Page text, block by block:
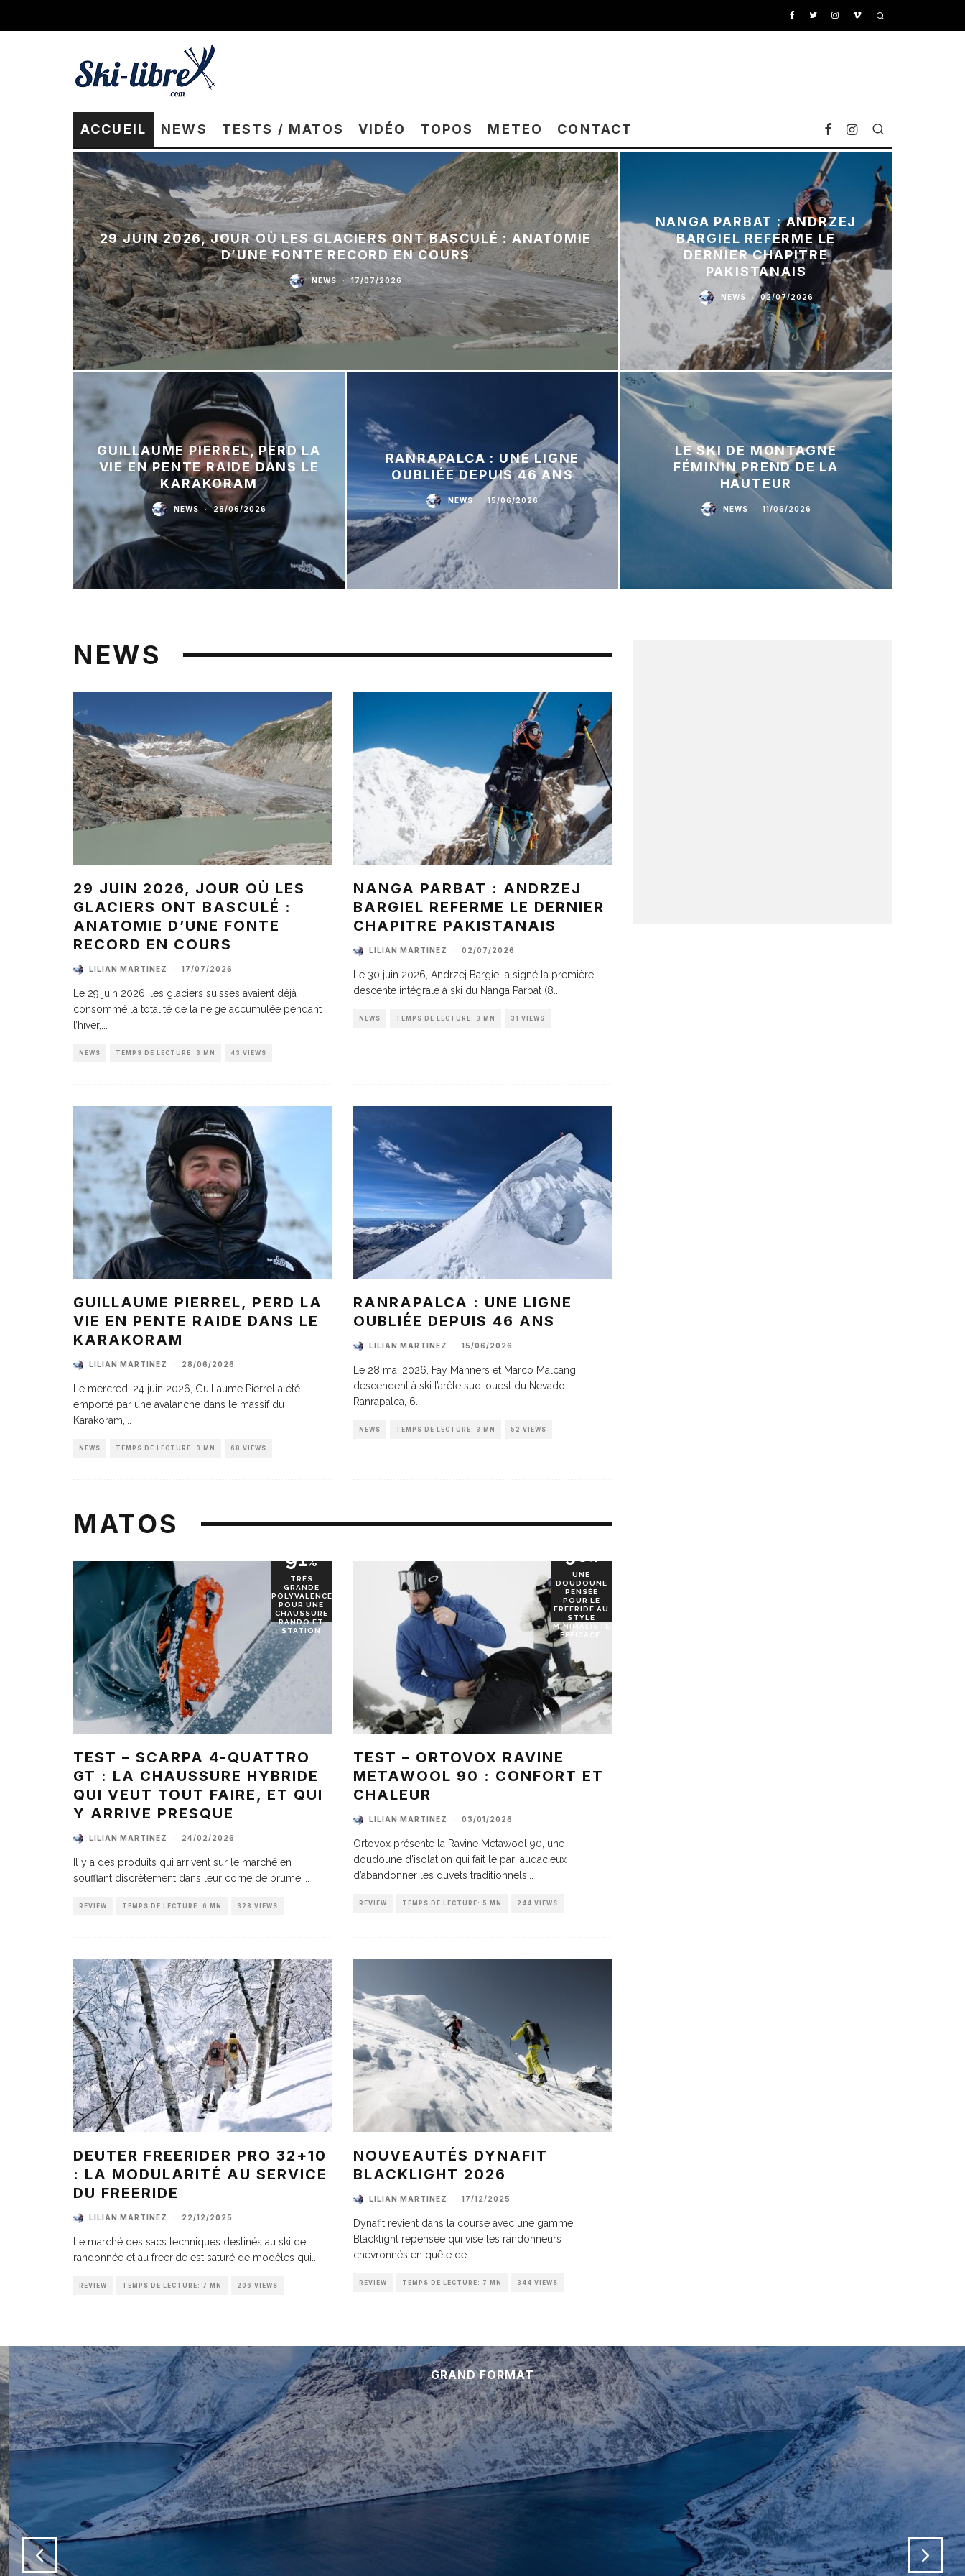
ACCUEIL NEWS TESTS / MATOS VIDÉO TOPOS METEO CONTACT
29 JUIN 2026, JOUR OÙ LES GLACIERS ONT BASCULÉ : ANATOMIE
D’UNE FONTE RECORD EN COURS
NEWS · 17/07/2026
NANGA PARBAT : ANDRZEJ
BARGIEL REFERME LE
DERNIER CHAPITRE
PAKISTANAIS
NEWS · 02/07/2026
GUILLAUME PIERREL, PERD LA
VIE EN PENTE RAIDE DANS LE
KARAKORAM
NEWS · 28/06/2026
RANRAPALCA : UNE LIGNE
OUBLIÉE DEPUIS 46 ANS
NEWS · 15/06/2026
LE SKI DE MONTAGNE
FÉMININ PREND DE LA
HAUTEUR
NEWS · 11/06/2026
NEWS
29 JUIN 2026, JOUR OÙ LES
GLACIERS ONT BASCULÉ :
ANATOMIE D’UNE FONTE
RECORD EN COURS
LILIAN MARTINEZ · 17/07/2026
Le 29 juin 2026, les glaciers suisses avaient déjà
consommé la totalité de la neige accumulée pendant
l’hiver,
NEWS TEMPS DE LECTURE: 3 MN 43 VIEWS
NANGA PARBAT : ANDRZEJ
BARGIEL REFERME LE DERNIER
CHAPITRE PAKISTANAIS
LILIAN MARTINEZ · 02/07/2026
Le 30 juin 2026, Andrzej Bargiel a signé la première
descente intégrale à ski du Nanga Parbat (8
NEWS TEMPS DE LECTURE: 3 MN 31 VIEWS
GUILLAUME PIERREL, PERD LA
VIE EN PENTE RAIDE DANS LE
KARAKORAM
LILIAN MARTINEZ · 28/06/2026
Le mercredi 24 juin 2026, Guillaume Pierrel a été
emporté par une avalanche dans le massif du
Karakoram,
NEWS TEMPS DE LECTURE: 3 MN 68 VIEWS
RANRAPALCA : UNE LIGNE
OUBLIÉE DEPUIS 46 ANS
LILIAN MARTINEZ · 15/06/2026
Le 28 mai 2026, Fay Manners et Marco Malcangi
descendent à ski l’arête sud-ouest du Nevado
Ranrapalca, 6
NEWS TEMPS DE LECTURE: 3 MN 52 VIEWS
MATOS
91%
TRÈS
GRANDE
POLYVALENCE
POUR UNE
CHAUSSURE
RANDO ET
STATION
TEST – SCARPA 4-QUATTRO
GT : LA CHAUSSURE HYBRIDE
QUI VEUT TOUT FAIRE, ET QUI
Y ARRIVE PRESQUE
LILIAN MARTINEZ · 24/02/2026
Il y a des produits qui arrivent sur le marché en
soufflant discrètement dans leur corne de brume.
REVIEW TEMPS DE LECTURE: 6 MN 328 VIEWS
90%
UNE
DOUDOUNE
PENSÉE
POUR LE
FREERIDE AU
STYLE
MINIMALISTE
EFFICACE.
TEST – ORTOVOX RAVINE
METAWOOL 90 : CONFORT ET
CHALEUR
LILIAN MARTINEZ · 03/01/2026
Ortovox présente la Ravine Metawool 90, une
doudoune d’isolation qui fait le pari audacieux
d’abandonner les duvets traditionnels
REVIEW TEMPS DE LECTURE: 5 MN 244 VIEWS
DEUTER FREERIDER PRO 32+10
: LA MODULARITÉ AU SERVICE
DU FREERIDE
LILIAN MARTINEZ · 22/12/2025
Le marché des sacs techniques destinés au ski de
randonnée et au freeride est saturé de modèles qui
REVIEW TEMPS DE LECTURE: 7 MN 206 VIEWS
NOUVEAUTÉS DYNAFIT
BLACKLIGHT 2026
LILIAN MARTINEZ · 17/12/2025
Dynafit revient dans la course avec une gamme
Blacklight repensée qui vise les randonneurs
chevronnés en quête de
REVIEW TEMPS DE LECTURE: 7 MN 344 VIEWS
GRAND FORMAT